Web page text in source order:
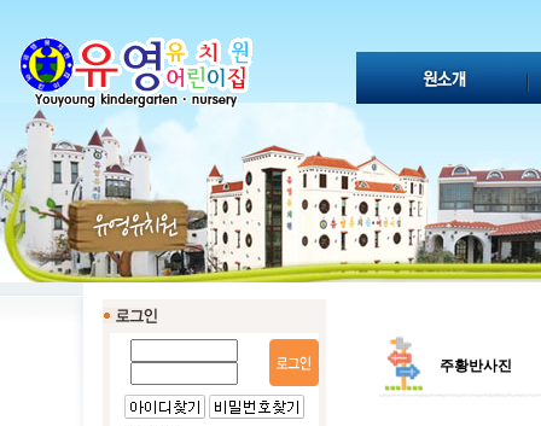
주황반사진